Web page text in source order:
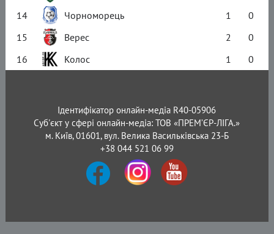
14
Чорноморець 1
0
15
Верес 2
0
16
Колос 1 0
Ідентифікатор онлайн-медіа R40-05906
Суб'єкт у сфері онлайн-медіа: ТОВ «ПРЕМ’ЄР-ЛІГА.»
м. Київ, 01601, вул. Велика Васильківська 23-Б
+38 044 521 06 99